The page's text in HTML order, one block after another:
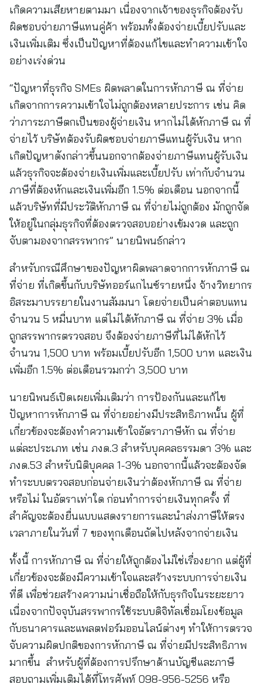
เกิดความเสียหายตามมา เนื่องจากเจ้าของธุรกิจต้องรับ
ผิดชอบจ่ายภาษีแทนคู่ค้า พร้อมทั้งต้องจ่ายเบี้ยปรับและ
เงินเพิ่มเติม ซึ่งเป็นปัญหาที่ต้องแก้ไขและทำความเข้าใจ
อย่างเร่งด่วน
“ปัญหาที่ธุรกิจ SMEs ผิดพลาดในการหักภาษี ณ ที่จ่าย
เกิดจากการความเข้าใจไม่ถูกต้องหลายประการ เช่น คิด
ว่าภาระภาษีตกเป็นของผู้จ่ายเงิน หากไม่ได้หักภาษี ณ ที่
จ่ายไว้ บริษัทต้องรับผิดชอบจ่ายภาษีแทนผู้รับเงิน หาก
เกิดปัญหาดังกล่าวขึ้นนอกจากต้องจ่ายภาษีแทนผู้รับเงิน
แล้วธุรกิจจะต้องจ่ายเงินเพิ่มและเบี้ยปรับ เท่ากับจำนวน
ภาษีที่ต้องหักและเงินเพิ่มอีก 1.5% ต่อเดือน นอกจากนี้
แล้วบริษัทที่มีประวัติหักภาษี ณ ที่จ่ายไม่ถูกต้อง มักถูกจัด
ให้อยู่ในกลุ่มธุรกิจที่ต้องตรวจสอบอย่างเข้มงวด และถูก
จับตามองจากสรรพากร” นายนิพนธ์กล่าว
สำหรับกรณีศึกษาของปัญหาผิดพลาดจากการหักภาษี ณ
ที่จ่าย ที่เกิดขึ้นกับบริษัทออร์แกไนซ์รายหนึ่ง จ้างวิทยากร
อิสระมาบรรยายในงานสัมมนา โดยจ่ายเป็นค่าตอบแทน
จำนวน 5 หมื่นบาท แต่ไม่ได้หักภาษี ณ ที่จ่าย 3% เมื่อ
ถูกสรรพากรตรวจสอบ จึงต้องจ่ายภาษีที่ไม่ได้หักไว้
จำนวน 1,500 บาท พร้อมเบี้ยปรับอีก 1,500 บาท และเงิน
เพิ่มอีก 1.5% ต่อเดือนรวมกว่า 3,500 บาท
นายนิพนธ์เปิดเผยเพิ่มเติมว่า การป้องกันและแก้ไข
ปัญหาการหักภาษี ณ ที่จ่ายอย่างมีประสิทธิภาพนั้น ผู้ที่
เกี่ยวข้องจะต้องทำความเข้าใจอัตราภาษีหัก ณ ที่จ่าย
แต่ละประเภท เช่น ภงด.3 สำหรับบุคคลธรรมดา 3% และ
ภงด.53 สำหรับนิติบุคคล 1-3% นอกจากนี้แล้วจะต้องจัด
ทำระบบตรวจสอบก่อนจ่ายเงินว่าต้องหักภาษี ณ ที่จ่าย
หรือไม่ ในอัตราเท่าใด ก่อนทำการจ่ายเงินทุกครั้ง ที่
สำคัญจะต้องยื่นแบบแสดงรายการและนำส่งภาษีให้ตรง
เวลาภายในวันที่ 7 ของทุกเดือนถัดไปหลังจากจ่ายเงิน
ทั้งนี้ การหักภาษี ณ ที่จ่ายให้ถูกต้องไม่ใช่เรื่องยาก แต่ผู้ที่
เกี่ยวข้องจะต้องมีความเข้าใจและสร้างระบบการจ่ายเงิน
ที่ดี เพื่อช่วยสร้างความน่าเชื่อถือให้กับธุรกิจในระยะยาว
เนื่องจากปัจจุบันสรรพากรใช้ระบบดิจิทัลเชื่อมโยงข้อมูล
กับธนาคารและแพลตฟอร์มออนไลน์ต่างๆ ทำให้การตรวจ
จับความผิดปกติของการหักภาษี ณ ที่จ่ายมีประสิทธิภาพ
มากขึ้น สำหรับผู้ที่ต้องการปรึกษาด้านบัญชีและภาษี
สอบถามเพิ่มเติมได้ที่โทรศัพท์ 098-956-5256 หรือ